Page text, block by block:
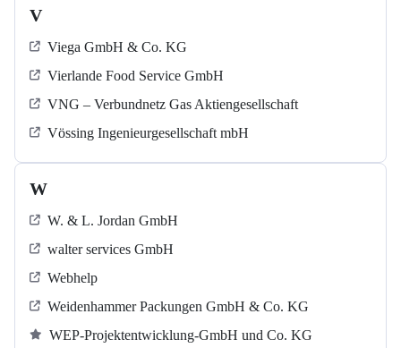
V
Viega GmbH & Co. KG
Vierlande Food Service GmbH
VNG – Verbundnetz Gas Aktiengesellschaft
Vössing Ingenieurgesellschaft mbH
W
W. & L. Jordan GmbH
walter services GmbH
Webhelp
Weidenhammer Packungen GmbH & Co. KG
WEP-Projektentwicklung-GmbH und Co. KG